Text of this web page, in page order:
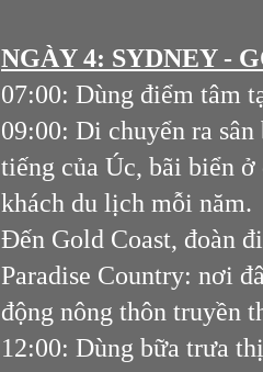
NGÀY 4: SYDNEY -
07:00: Dùng điểm tâm
09:00: Di chuyển ra
tiếng của Úc, bãi biển
khách du lịch mỗi năm.
Đến Gold Coast, đoàn
Paradise Country: nơi
động nông thôn truyền
12:00: Dùng bữa trưa